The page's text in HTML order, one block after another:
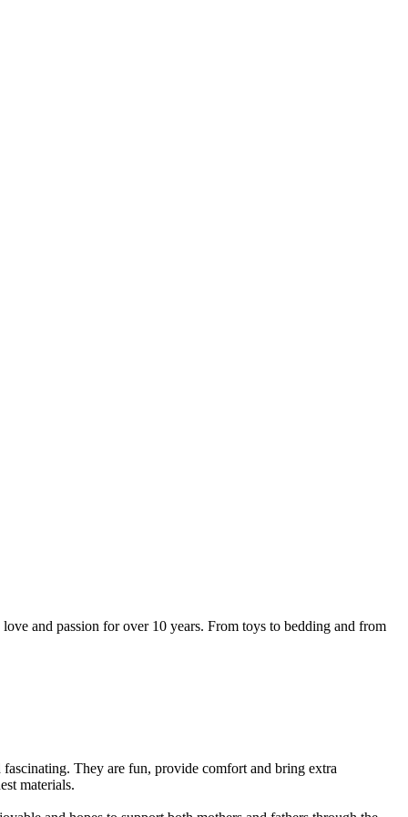
and passion for over 10 years. From toys to bedding and from
They are fun, provide comfort and bring extra
materials.